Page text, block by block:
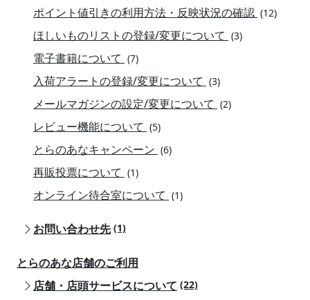
ポイント値引きの利用方法・反映状況の確認 (12)
ほしいものリストの登録/変更について (3)
電子書籍について (7)
入荷アラートの登録/変更について (3)
メールマガジンの設定/変更について (2)
レビュー機能について (5)
とらのあなキャンペーン (6)
再販投票について (1)
オンライン待合室について (1)
お問い合わせ先 (1)
とらのあな店舗のご利用
店舗・店頭サービスについて (22)